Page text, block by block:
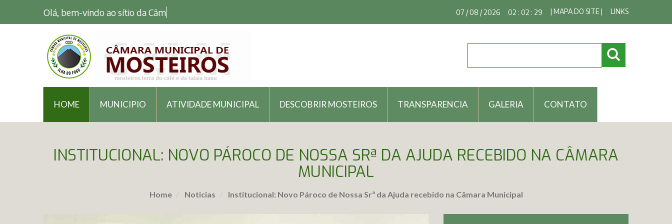
Olá, bem-vindo ao sítio da Câmara 07 / 08 / 2026 02 : 02 : 30 | MAPA DO SITE | LINKS
HOME MUNICIPIO ATIVIDADE MUNICIPAL DESCOBRIR MOSTEIROS TRANSPARENCIA GALERIA CONTATO
INSTITUCIONAL: NOVO PÁROCO DE NOSSA SRª DA AJUDA RECEBIDO NA CÂMARA
MUNICIPAL
Home Noticias Institucional: Novo Pároco de Nossa Srª da Ajuda recebido na Câmara Municipal